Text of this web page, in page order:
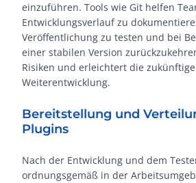
einzuführen. Tools wie Git helfen
Entwicklungsverlauf zu
Veröffentlichung zu testen und bei
einer stabilen Version
Risiken und erleichtert die zukünftige
Weiterentwicklung.
Bereitstellung und
Plugins
Nach der Entwicklung und dem
ordnungsgemäß in der